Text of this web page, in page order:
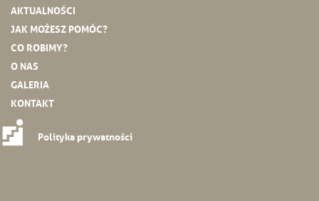
AKTUALNOŚCI
JAK MOŻESZ POMÓC?
CO ROBIMY?
O NAS
GALERIA
KONTAKT
Polityka prywatności